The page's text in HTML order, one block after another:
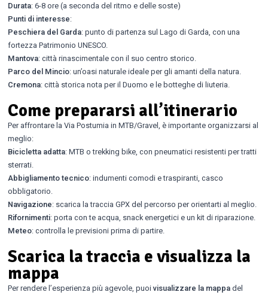
Durata: 6-8 ore (a seconda del ritmo e delle soste)
Punti di interesse:
Peschiera del Garda: punto di partenza sul Lago di Garda, con una
fortezza Patrimonio UNESCO.
Mantova: città rinascimentale con il suo centro storico.
Parco del Mincio: un’oasi naturale ideale per gli amanti della natura.
Cremona: città storica nota per il Duomo e le botteghe di liuteria.
Come prepararsi all’itinerario
Per affrontare la Via Postumia in MTB/Gravel, è importante organizzarsi al
meglio:
Bicicletta adatta: MTB o trekking bike, con pneumatici resistenti per tratti
sterrati.
Abbigliamento tecnico: indumenti comodi e traspiranti, casco
obbligatorio.
Navigazione: scarica la traccia GPX del percorso per orientarti al meglio.
Rifornimenti: porta con te acqua, snack energetici e un kit di riparazione.
Meteo: controlla le previsioni prima di partire.
Scarica la traccia e visualizza la
mappa
Per rendere l’esperienza più agevole, puoivisualizzare la mappadel